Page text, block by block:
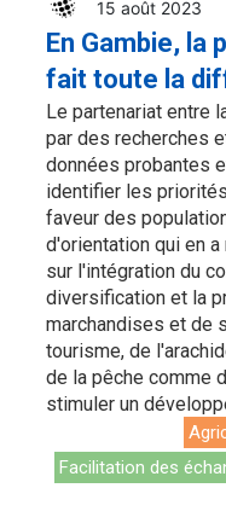
15 août 2023
En Gambie, la
fait toute la
Le partenariat entre
par des recherches
données probantes
identifier les
faveur des
d'orientation qui en
sur l'intégration du
diversification et la
marchandises et de
tourisme, de
de la pêche comme
stimuler un
Facilitation des